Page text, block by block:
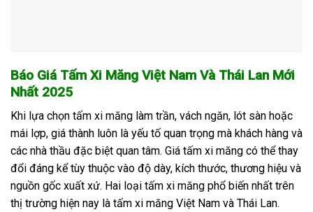
Báo Giá Tấm Xi Măng Việt Nam Và Thái Lan Mới
Nhất 2025
Khi lựa chọn tấm xi măng làm trần, vách ngăn, lót sàn hoặc
mái lợp, giá thành luôn là yếu tố quan trọng mà khách hàng và
các nhà thầu đặc biệt quan tâm. Giá tấm xi măng có thể thay
đổi đáng kể tùy thuộc vào độ dày, kích thước, thương hiệu và
nguồn gốc xuất xứ. Hai loại tấm xi măng phổ biến nhất trên
thị trường hiện nay là tấm xi măng Việt Nam và Thái Lan.